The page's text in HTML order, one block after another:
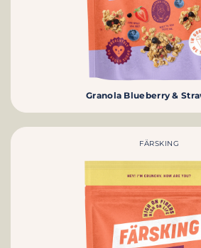
Granola Blueberry &
FÄRSKING